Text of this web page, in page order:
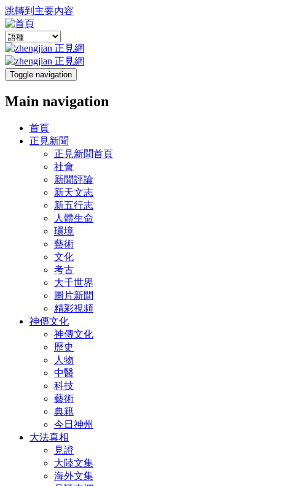
跳轉到主要內容
Toggle navigation
Main navigation
首頁
正見新聞
正見新聞首頁
社會
新聞評論
新天文志
新五行志
人體生命
環境
藝術
文化
考古
大千世界
圖片新聞
精彩視頻
神傳文化
神傳文化
歷史
人物
中醫
科技
藝術
典籍
今日神州
大法真相
見證
大陸文集
海外文集